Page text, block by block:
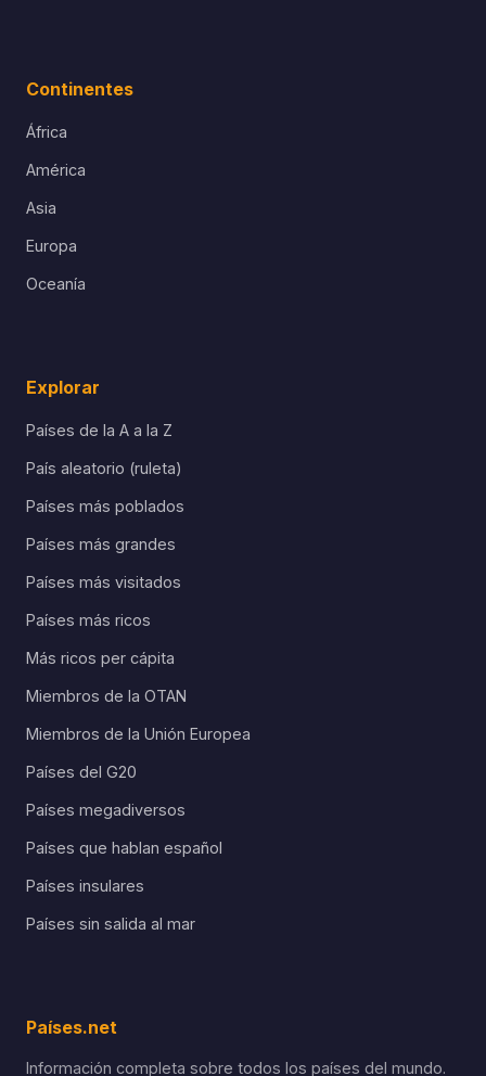
Continentes
África
América
Asia
Europa
Oceanía
Explorar
Países de la A a la Z
País aleatorio (ruleta)
Países más poblados
Países más grandes
Países más visitados
Países más ricos
Más ricos per cápita
Miembros de la OTAN
Miembros de la Unión Europea
Países del G20
Países megadiversos
Países que hablan español
Países insulares
Países sin salida al mar
Países.net
Información completa sobre todos los países del mundo.